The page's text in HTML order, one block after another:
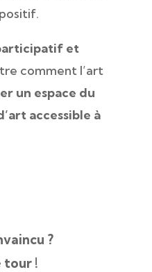
et
comment l’art
un espace du
accessible à
?
tour !